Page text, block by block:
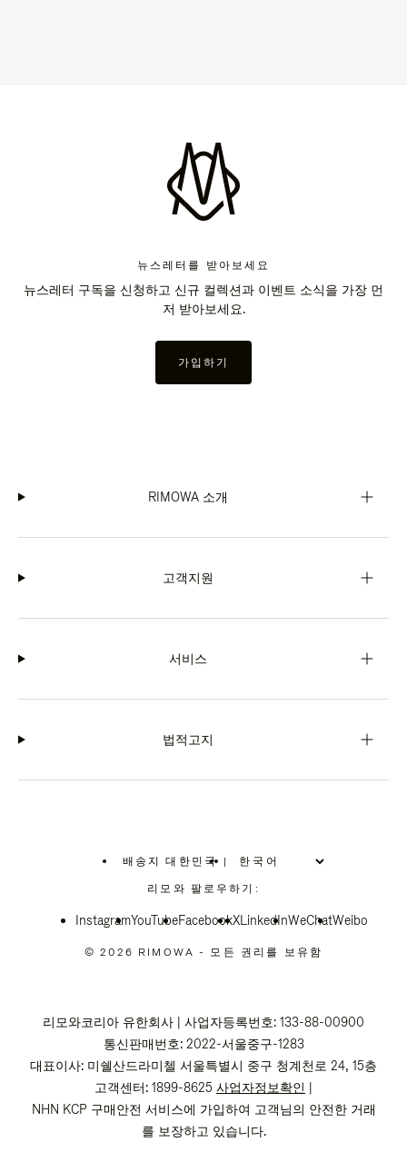
뉴스레터를 받아보세요
뉴스레터 구독을 신청하고 신규 컬렉션과 이벤트 소식을 가장 먼
저 받아보세요.
가입하기
RIMOWA 소개
고객지원
서비스
법적고지
배송지 대한민국
위
치
선
십
|
리모와 팔로우하기:
InstagramYouTubeFacebookXLinkedInWeChatWeibo
© 2026 RIMOWA - 모든 권리를 보유함
리모와코리아 유한회사 | 사업자등록번호: 133-88-00900
통신판매번호: 2022-서울중구-1283
대표이사: 미쉘산드라미첼 서울특별시 중구 청계천로 24, 15층
고객센터: 1899-8625 사업자정보확인 |
NHN KCP 구매안전 서비스에 가입하여 고객님의 안전한 거래
를 보장하고 있습니다.